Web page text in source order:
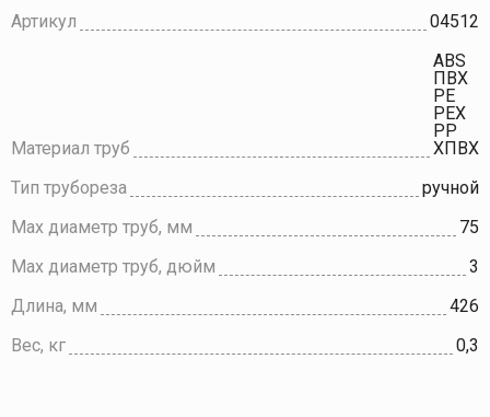
Артикул 04512
Материал труб
АВS
ПВХ
РЕ
РЕХ
РР
ХПВХ
Тип трубореза
ручной
Max диаметр труб, мм
75
Max диаметр труб, дюйм
3
Длина, мм
426
Вес, кг
0,3